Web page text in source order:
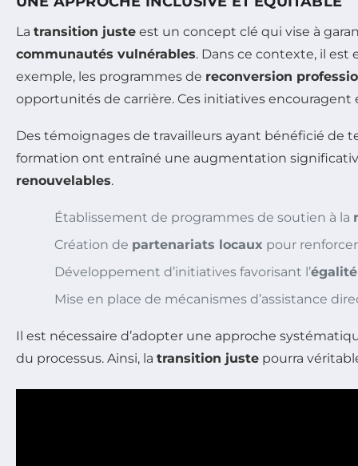
La transition juste est un concept clé qui vise à
communautés vulnérables. Dans ce contexte, il est
exemple, les programmes de reconversion
opportunités de carrière. Ces initiatives
Des témoignages de travailleurs ayant bénéficié de
formation ont entraîné une augmentation
renouvelables.
Établissement de programmes de soutien à la
Création de partenariats locaux pour
Développement d’initiatives favorisant l’
Mise en place de mécanismes d’assistance
Il est nécessaire d’adopter une approche
du processus. Ainsi, la transition juste pourra